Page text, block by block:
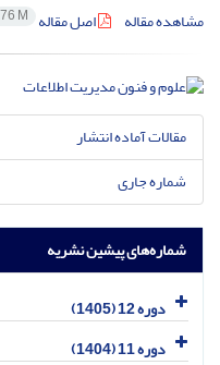
مشاهده مقاله
اصل مقاله M
مقالات آماده انتشار
شماره جاری
شماره‌های پیشین نشریه
دوره 12 (1405)
دوره 11 (1404)